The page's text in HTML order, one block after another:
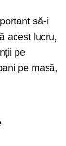
să-i
acest lucru,
pe
pe masă,